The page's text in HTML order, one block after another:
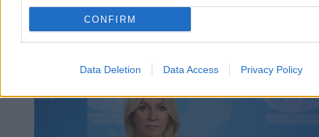
CONFIRM
Data Deletion Data Access Privacy Policy